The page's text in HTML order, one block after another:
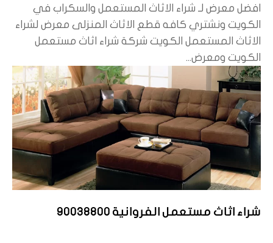
افضل معرض لـ شراء الاثاث المستعمل والسكراب في
الكويت ونشتري كافه قطع الاثاث المنزلى معرض لشراء
الاثاث المستعمل الكويت شركة شراء اثاث مستعمل
الكويت ومعرض...
شراء اثاث مستعمل الفروانية 90038800